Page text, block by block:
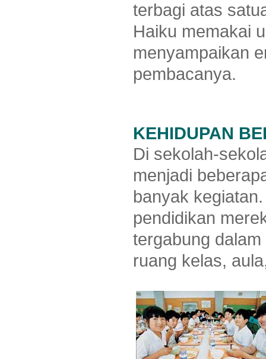
terbagi atas
Haiku memakai
menyampaikan
pembacanya.
KEHIDUPAN
Di sekolah-
menjadi
banyak
pendidikan
tergabung
ruang kelas,